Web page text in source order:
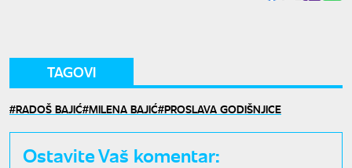
TAGOVI
RADOŠ BAJIĆ MILENA BAJIĆ PROSLAVA GODIŠNJICE
Ostavite Vaš komentar: